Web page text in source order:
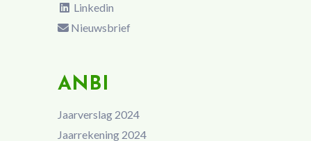
Linkedin
Nieuwsbrief
ANBI
Jaarverslag 2024
Jaarrekening 2024